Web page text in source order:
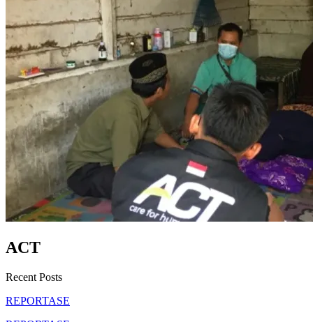
ACT
Recent Posts
REPORTASE